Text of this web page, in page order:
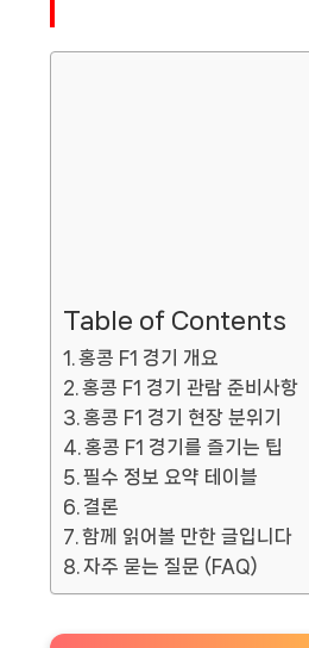
Table of Contents
홍콩 F1 경기 개요
홍콩 F1 경기 관람 준비사항
홍콩 F1 경기 현장 분위기
홍콩 F1 경기를 즐기는 팁
필수 정보 요약 테이블
결론
함께 읽어볼 만한 글입니다
자주 묻는 질문 (FAQ)